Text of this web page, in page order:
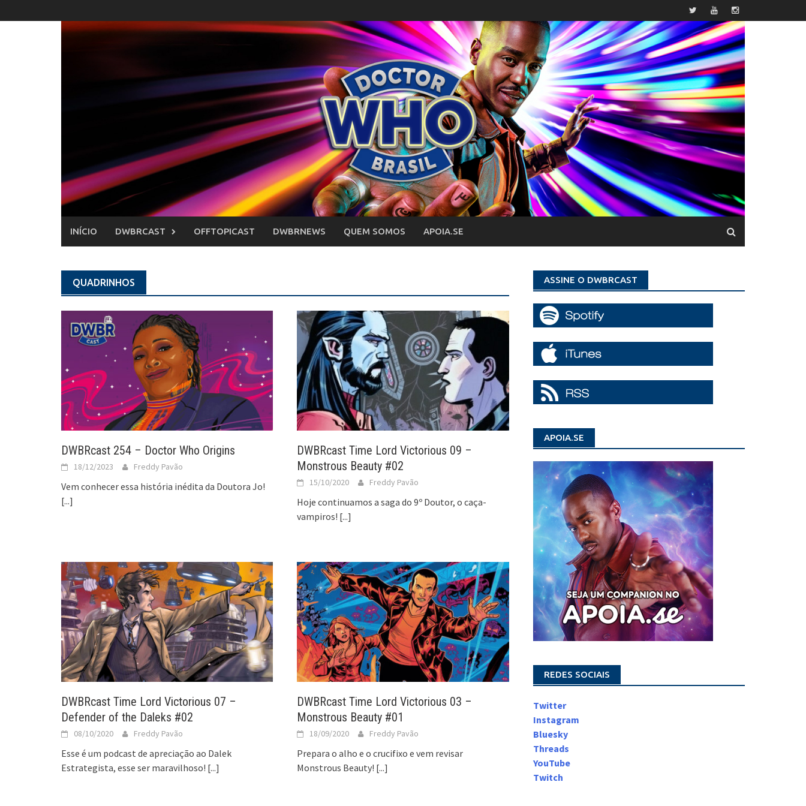
to
INÍCIO DWBRCAST OFFTOPICAST DWBRNEWS QUEM SOMOS APOIA.SE
QUADRINHOS
DWBRcast 254 – Doctor Who Origins
18/12/2023 Freddy Pavão
Vem conhecer essa história inédita da Doutora Jo!
[...]
DWBRcast Time Lord Victorious 09 –
Monstrous Beauty #02
15/10/2020 Freddy Pavão
Hoje continuamos a saga do 9º Doutor, o caça-
vampiros! [...]
DWBRcast Time Lord Victorious 07 –
Defender of the Daleks #02
08/10/2020 Freddy Pavão
Esse é um podcast de apreciação ao Dalek
Estrategista, esse ser maravilhoso! [...]
DWBRcast Time Lord Victorious 03 –
Monstrous Beauty #01
18/09/2020 Freddy Pavão
Prepara o alho e o crucifixo e vem revisar
Monstrous Beauty! [...]
ASSINE O DWBRCAST
APOIA.SE
REDES SOCIAIS
Twitter
Instagram
Bluesky
Threads
YouTube
Twitch